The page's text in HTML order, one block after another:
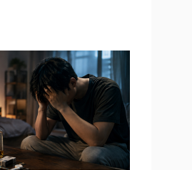
Giá cà phê
Công nghệ
Sành điệu
Tin Công nghệ
Trải nghiệm
Chuyển đổi số